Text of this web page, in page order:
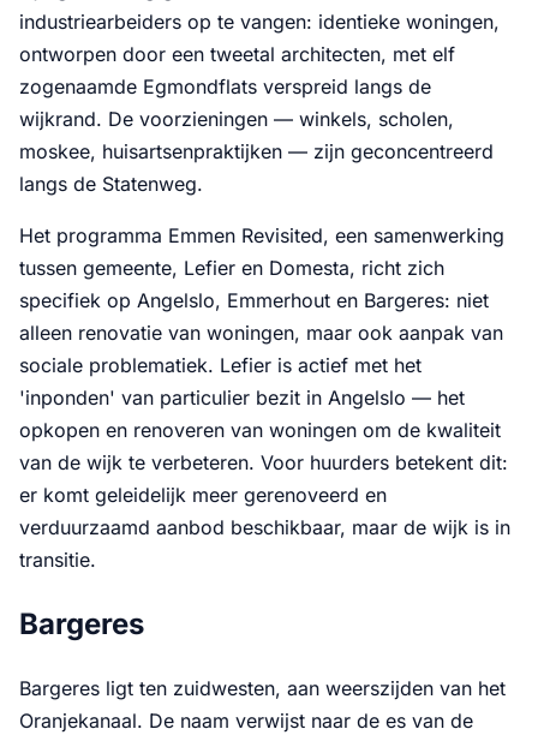
industriearbeiders op te vangen: identieke woningen,
ontworpen door een tweetal architecten, met elf
zogenaamde Egmondflats verspreid langs de
wijkrand. De voorzieningen — winkels, scholen,
moskee, huisartsenpraktijken — zijn geconcentreerd
langs de Statenweg.
Het programma Emmen Revisited, een samenwerking
tussen gemeente, Lefier en Domesta, richt zich
specifiek op Angelslo, Emmerhout en Bargeres: niet
alleen renovatie van woningen, maar ook aanpak van
sociale problematiek. Lefier is actief met het
'inponden' van particulier bezit in Angelslo — het
opkopen en renoveren van woningen om de kwaliteit
van de wijk te verbeteren. Voor huurders betekent dit:
er komt geleidelijk meer gerenoveerd en
verduurzaamd aanbod beschikbaar, maar de wijk is in
transitie.
Bargeres
Bargeres ligt ten zuidwesten, aan weerszijden van het
Oranjekanaal. De naam verwijst naar de es van de